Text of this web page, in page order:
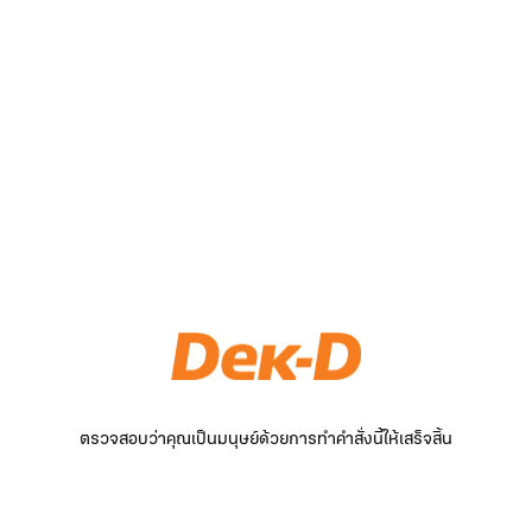
ตรวจสอบว่าคุณเป็นมนุษย์ด้วยการทำคำสั่งนี้ให้เสร็จสิ้น